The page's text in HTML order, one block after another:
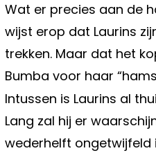
Wat er precies aan de
wijst erop dat Laurins
trekken. Maar dat het
Bumba voor haar
Intussen is Laurins al
Lang zal hij er
wederhelft ongetwijfeld